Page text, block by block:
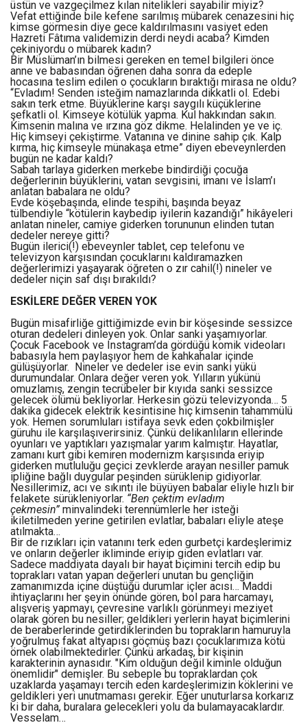
üstün ve vazgeçilmez kılan nitelikleri sayabilir miyiz?
Vefat ettiğinde bile kefene sarılmış mübarek cenazesini hiç
kimse görmesin diye gece kaldırılmasını vasiyet eden
Hazreti Fâtıma validemizin derdi neydi acaba? Kimden
çekiniyordu o mübarek kadın?
Bir Müslüman’ın bilmesi gereken en temel bilgileri önce
anne ve babasından öğrenen daha sonra da edeple
hocasına teslim edilen o çocukların bıraktığı mirasa ne oldu?
“Evladım! Senden isteğim namazlarında dikkatli ol. Edebi
sakın terk etme. Büyüklerine karşı saygılı küçüklerine
şefkatli ol. Kimseye kötülük yapma. Kul hakkından sakın.
Kimsenin malına ve ırzına göz dikme. Helalinden ye ve iç.
Hiç kimseyi çekiştirme. Vatanına ve dinine sahip çık. Kalp
kırma, hiç kimseyle münakaşa etme” diyen ebeveynlerden
bugün ne kadar kaldı?
Sabah tarlaya giderken merkebe bindirdiği çocuğa
değerlerinin büyüklerini, vatan sevgisini, imanı ve İslam’ı
anlatan babalara ne oldu?
Evde köşebaşında, elinde tespihi, başında beyaz
tülbendiyle “kötülerin kaybedip iyilerin kazandığı” hikâyeleri
anlatan nineler, camiye giderken torununun elinden tutan
dedeler nereye gitti?
Bugün ilerici(!) ebeveynler tablet, cep telefonu ve
televizyon karşısından çocuklarını kaldıramazken
değerlerimizi yaşayarak öğreten o zır cahil(!) nineler ve
dedeler niçin saf dışı bırakıldı?
ESKİLERE DEĞER VEREN YOK
Bugün misafirliğe gittiğimizde evin bir köşesinde sessizce
oturan dedeleri dinleyen yok. Onlar sanki yaşamıyorlar.
Çocuk Facebook ve Instagram’da gördüğü komik videoları
babasıyla hem paylaşıyor hem de kahkahalar içinde
gülüşüyorlar. Nineler ve dedeler ise evin sanki yükü
durumundalar. Onlara değer veren yok. Yılların yükünü
omuzlamış, zengin tecrübeler bir kıyıda sanki sessizce
gelecek ölümü bekliyorlar. Herkesin gözü televizyonda… 5
dakika gidecek elektrik kesintisine hiç kimsenin tahammülü
yok. Hemen sorumluları istifaya sevk eden çokbilmişler
güruhu ile karşılaşıverirsiniz. Çünkü delikanlıların ellerinde
oyunları ve yaptıkları yazışmalar yarım kalmıştır. Hayatlar,
zamanı kurt gibi kemiren modernizm karşısında eriyip
giderken mutluluğu geçici zevklerde arayan nesiller pamuk
ipliğine bağlı duygular peşinden sürüklenip gidiyorlar.
Nesillerimiz, acı ve sıkıntı ile büyüyen babalar eliyle hızlı bir
felakete sürükleniyorlar. “Ben çektim evladım
çekmesin” minvalindeki terennümlerle her isteği
ikiletilmeden yerine getirilen evlatlar, babaları eliyle ateşe
atılmakta…
Bir de rızıkları için vatanını terk eden gurbetçi kardeşlerimiz
ve onların değerler ikliminde eriyip giden evlatları var.
Sadece maddiyata dayalı bir hayat biçimini tercih edip bu
toprakları vatan yapan değerleri unutan bu gençliğin
zamanımızda içine düştüğü durumlar içler acısı… Maddi
ihtiyaçlarını her şeyin önünde gören, bol para harcamayı,
alışveriş yapmayı, çevresine varlıklı görünmeyi meziyet
olarak gören bu nesiller; geldikleri yerlerin hayat biçimlerini
de beraberlerinde getirdiklerinden bu toprakların hamuruyla
yoğrulmuş fakat altyapısı göçmüş bazı çocuklarımıza kötü
örnek olabilmektedirler. Çünkü arkadaş, bir kişinin
karakterinin aynasıdır. "Kim olduğun değil kiminle olduğun
önemlidir" demişler. Bu sebeple bu topraklardan çok
uzaklarda yaşamayı tercih eden kardeşlerimizin köklerini ve
geldikleri yeri unutmaması gerekir. Eğer unuturlarsa korkarız
ki bir daha, buralara gelecekleri yolu da bulamayacaklardır.
Vesselam…